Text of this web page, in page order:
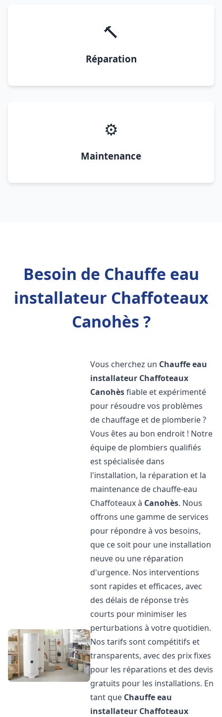
🔨
Réparation
⚙️
Maintenance
Besoin de Chauffe eau
installateur Chaffoteaux
Canohès ?
Vous cherchez un Chauffe eau
installateur Chaffoteaux
Canohèsfiable et expérimenté
pour résoudre vos problèmes
de chauffage et de plomberie ?
Vous êtes au bon endroit ! Notre
équipe de plombiers qualifiés
est spécialisée dans
l'installation, la réparation et la
maintenance de chauffe-eau
Chaffoteaux à Canohès. Nous
offrons une gamme de services
pour répondre à vos besoins,
que ce soit pour une installation
neuve ou une réparation
d'urgence. Nos interventions
sont rapides et efficaces, avec
des délais de réponse très
courts pour minimiser les
perturbations à votre quotidien.
Nos tarifs sont compétitifs et
transparents, avec des prix fixes
pour les réparations et des devis
gratuits pour les installations. En
tant que Chauffe eau
installateur Chaffoteaux